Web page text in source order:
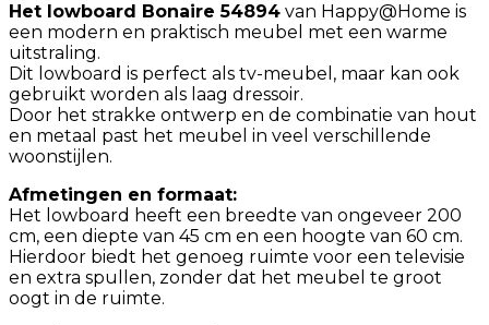
Het lowboard Bonaire 54894 van Happy@Home is
een modern en praktisch meubel met een warme
uitstraling.
Dit lowboard is perfect als tv-meubel, maar kan ook
gebruikt worden als laag dressoir.
Door het strakke ontwerp en de combinatie van hout
en metaal past het meubel in veel verschillende
woonstijlen.
Afmetingen en formaat:
Het lowboard heeft een breedte van ongeveer 200
cm, een diepte van 45 cm en een hoogte van 60 cm.
Hierdoor biedt het genoeg ruimte voor een televisie
en extra spullen, zonder dat het meubel te groot
oogt in de ruimte.